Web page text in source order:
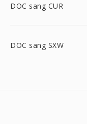
DOC sang CUR
DOC sang SXW